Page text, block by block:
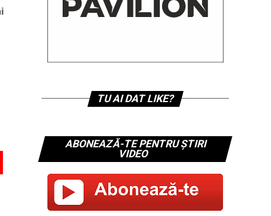
TU AI DAT LIKE?
ABONEAZĂ-TE PENTRU ȘTIRI
VIDEO